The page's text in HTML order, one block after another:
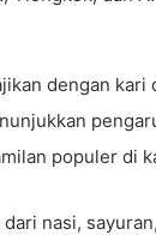
dengan kari
populer di
nasi,